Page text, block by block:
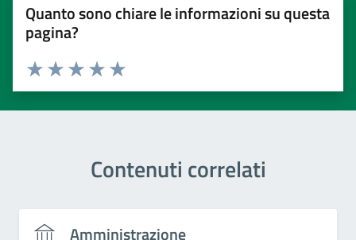
Quanto sono chiare le informazioni su questa
pagina?
Valuta 5 stelle su 5
Valuta 4 stelle su 5
Valuta 3 stelle su 5
Valuta 2 stelle su 5
Valuta 1 stelle su 5
Contenuti correlati
Amministrazione